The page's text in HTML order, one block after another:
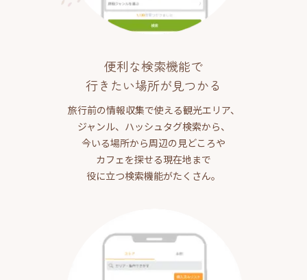
便利な検索機能で
行きたい場所が見つかる
旅行前の情報収集で使える観光エリア、
ジャンル、ハッシュタグ検索から、
今いる場所から周辺の見どころや
カフェを探せる現在地まで
役に立つ検索機能がたくさん。